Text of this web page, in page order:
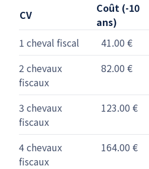
CV
Coût (-10
ans)
1 cheval fiscal
41.00 €
2 chevaux
fiscaux
82.00 €
3 chevaux
fiscaux
123.00 €
4 chevaux
fiscaux
164.00 €